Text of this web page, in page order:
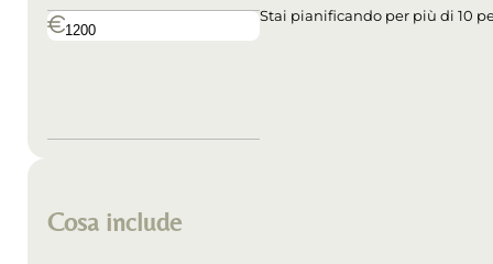
Stai pianificando per più di 10
Cosa include